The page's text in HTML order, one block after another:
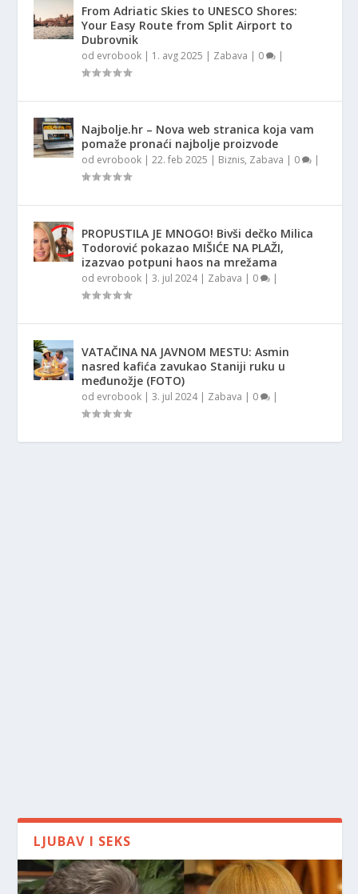
From Adriatic Skies to UNESCO Shores:
Your Easy Route from Split Airport to
Dubrovnik
od evrobook | 1. avg 2025 | Zabava | 0 |
Najbolje.hr – Nova web stranica koja vam
pomaže pronaći najbolje proizvode
od evrobook |22. feb 2025 | Biznis, Zabava | 0 |
PROPUSTILA JE MNOGO! Bivši dečko Milica
Todorović pokazao MIŠIĆE NA PLAŽI,
izazvao potpuni haos na mrežama
od evrobook |3. jul 2024| Zabava | 0 |
VATAČINA NA JAVNOM MESTU: Asmin
nasred kafića zavukao Staniji ruku u
međunožje (FOTO)
od evrobook |3. jul 2024| Zabava | 0 |
LJUBAV I SEKS